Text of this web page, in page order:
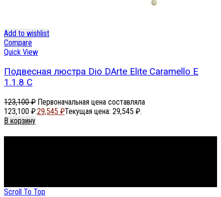
Add to wishlist
Compare
Quick View
Подвесная люстра Dio DArte Elite Caramello E
1.1.8 C
123,100₽ Первоначальная цена составляла
123,100 ₽.29,545 ₽Текущая цена: 29,545 ₽.
В корзину
Scroll To Top